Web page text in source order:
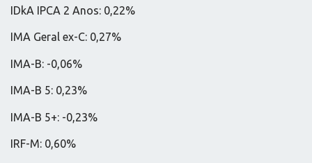
IDkA IPCA 2 Anos: 0,22%
IMA Geral ex-C: 0,27%
IMA-B: -0,06%
IMA-B 5: 0,23%
IMA-B 5+: -0,23%
IRF-M: 0,60%